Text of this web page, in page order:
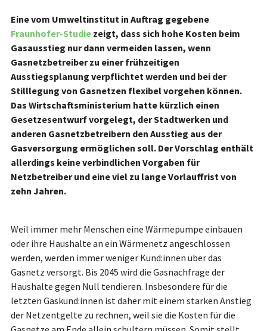
Eine vom Umweltinstitut in Auftrag gegebene
Fraunhofer-Studie zeigt, dass sich hohe Kosten beim
Gasausstieg nur dann vermeiden lassen, wenn
Gasnetzbetreiber zu einer frühzeitigen
Ausstiegsplanung verpflichtet werden und bei der
Stilllegung von Gasnetzen flexibel vorgehen können.
Das Wirtschaftsministerium hatte kürzlich einen
Gesetzesentwurf vorgelegt, der Stadtwerken und
anderen Gasnetzbetreibern den Ausstieg aus der
Gasversorgung ermöglichen soll. Der Vorschlag enthält
allerdings keine verbindlichen Vorgaben für
Netzbetreiber und eine viel zu lange Vorlauffrist von
zehn Jahren.
Weil immer mehr Menschen eine Wärmepumpe einbauen
oder ihre Haushalte an ein Wärmenetz angeschlossen
werden, werden immer weniger Kund:innen über das
Gasnetz versorgt. Bis 2045 wird die Gasnachfrage der
Haushalte gegen Null tendieren. Insbesondere für die
letzten Gaskund:innen ist daher mit einem starken Anstieg
der Netzentgelte zu rechnen, weil sie die Kosten für die